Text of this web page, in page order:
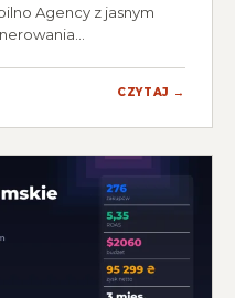
Agency z jasnym
CZYTAJ →